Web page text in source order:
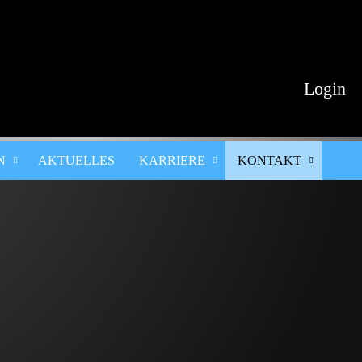
Login
AKTUELLES KARRIERE KONTAKT